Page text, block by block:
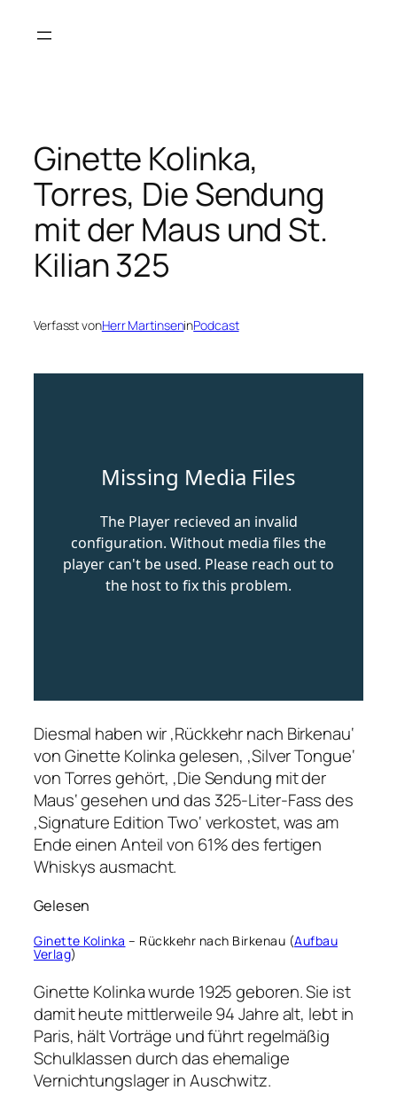
Inhalt
Ginette Kolinka,
Torres, Die Sendung
mit der Maus und St.
Kilian 325
Verfasst vonHerr MartinseninPodcast
Diesmal haben wir ‚Rückkehr nach Birkenau‘
von Ginette Kolinka gelesen, ‚Silver Tongue‘
von Torres gehört, ‚Die Sendung mit der
Maus‘ gesehen und das 325-Liter-Fass des
‚Signature Edition Two‘ verkostet, was am
Ende einen Anteil von 61% des fertigen
Whiskys ausmacht.
Gelesen
Ginette Kolinka – Rückkehr nach Birkenau (Aufbau
Verlag)
Ginette Kolinka wurde 1925 geboren. Sie ist
damit heute mittlerweile 94 Jahre alt, lebt in
Paris, hält Vorträge und führt regelmäßig
Schulklassen durch das ehemalige
Vernichtungslager in Auschwitz.